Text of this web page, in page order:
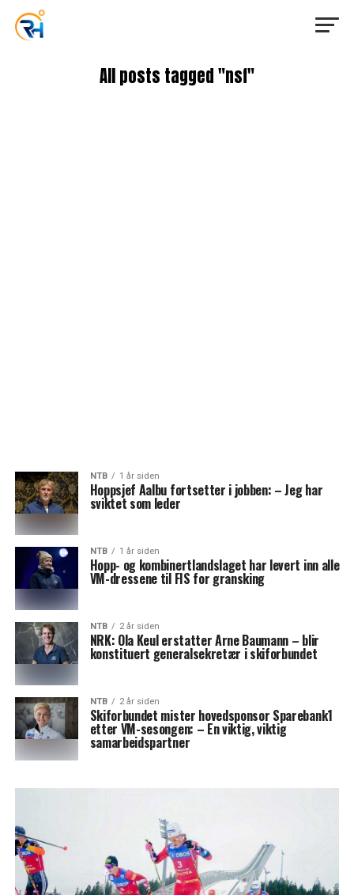
All posts tagged "nsf"
NTB 1 år siden
Hoppsjef Aalbu fortsetter i jobben: – Jeg har
sviktet som leder
NTB 1 år siden
Hopp- og kombinertlandslaget har levert inn alle
VM-dressene til FIS for gransking
NTB 2 år siden
NRK: Ola Keul erstatter Arne Baumann – blir
konstituert generalsekretær i skiforbundet
NTB 2 år siden
Skiforbundet mister hovedsponsor Sparebank1
etter VM-sesongen: – En viktig, viktig
samarbeidspartner